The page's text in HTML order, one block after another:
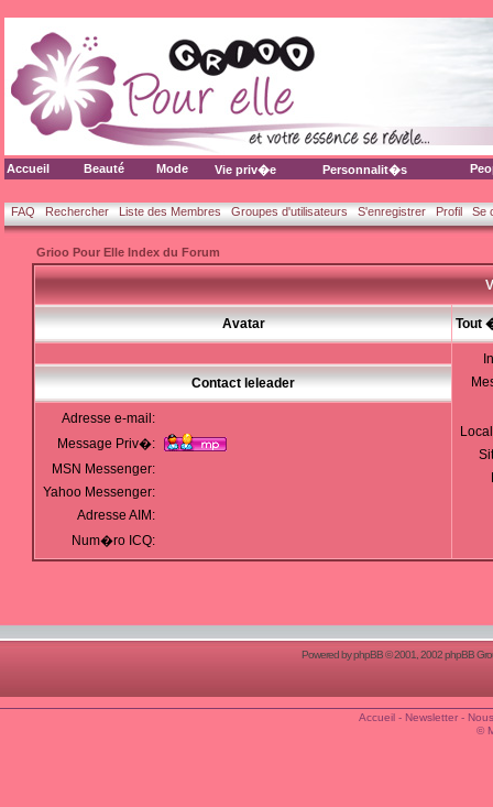
Accueil Beauté Mode Vie priv�e Personnalit�s
FAQ Rechercher Liste des Membres Groupes d'utilisateurs S'enregistrer Profil Se
Grioo Pour Elle Index du Forum
Avatar Tout
Contact leleader
Adresse e-mail:
Message Priv�:
MSN Messenger:
Yahoo Messenger:
Adresse AIM:
Num�ro ICQ:
Powered byphpBB© 2001, 2002 phpBB
Accueil- Newsletter-
©